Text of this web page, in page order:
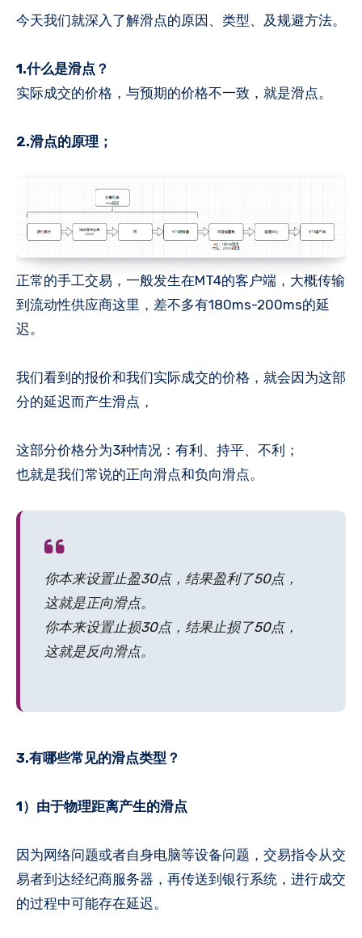
今天我们就深入了解滑点的原因、类型、及规避方法。
1.什么是滑点？
实际成交的价格，与预期的价格不一致，就是滑点。
2.滑点的原理；
正常的手工交易，一般发生在MT4的客户端，大概传输
到流动性供应商这里，差不多有180ms-200ms的延
迟。
我们看到的报价和我们实际成交的价格，就会因为这部
分的延迟而产生滑点，
这部分价格分为3种情况：有利、持平、不利；
也就是我们常说的正向滑点和负向滑点。
你本来设置止盈30点，结果盈利了50点，
这就是正向滑点。
你本来设置止损30点，结果止损了50点，
这就是反向滑点。
3.有哪些常见的滑点类型？
1）由于物理距离产生的滑点
因为网络问题或者自身电脑等设备问题，交易指令从交
易者到达经纪商服务器，再传送到银行系统，进行成交
的过程中可能存在延迟。